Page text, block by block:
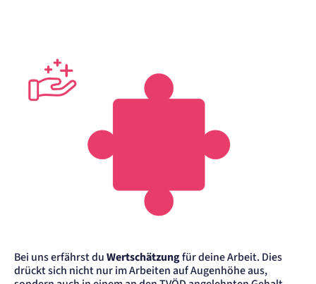
Bei uns erfährst duWertschätzungfür deine Arbeit. Dies
drückt sich nicht nur im Arbeiten auf Augenhöhe aus,